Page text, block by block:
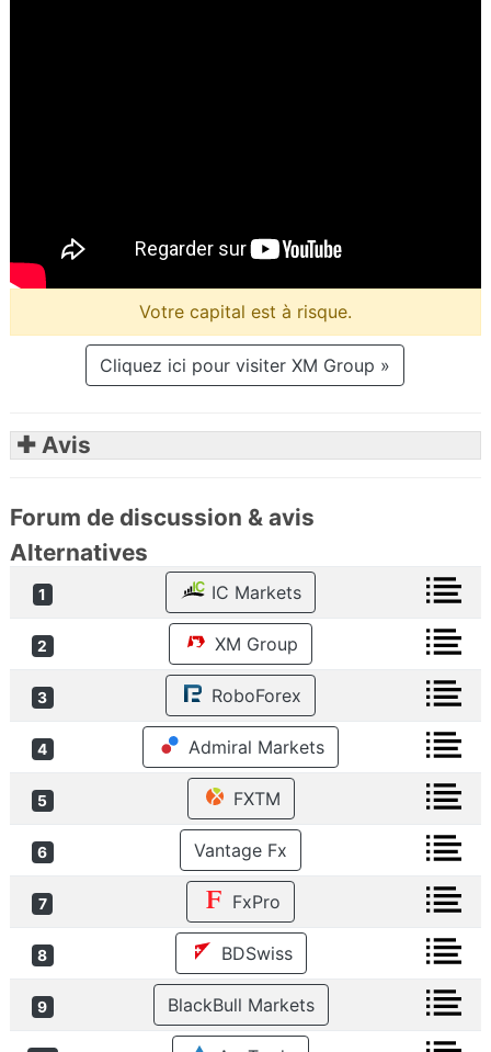
Votre capital est à risque.
Cliquez ici pour visiter XM Group »
✚ Avis
Forum de discussion & avis
Alternatives
1 IC Markets
2 XM Group
3 RoboForex
4 Admiral Markets
5 FXTM
6 Vantage Fx
7 FxPro
8 BDSwiss
9 BlackBull Markets